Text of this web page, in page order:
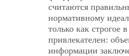
считаются
нормативному
только как строгое
привлекателен:
информации